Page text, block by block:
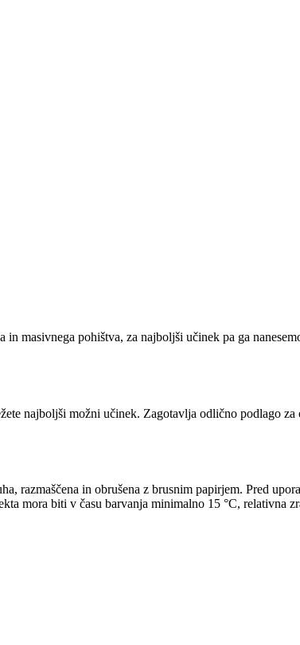
pohištva, za najboljši učinek pa ga
najboljši možni učinek. Zagotavlja odlično podlago za
in obrušena z brusnim papirjem. Pred
mora biti v času barvanja minimalno 15 °C, relativna